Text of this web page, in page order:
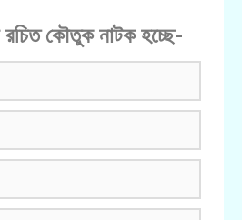
রচিত কৌতুক নাটক হচ্ছে-